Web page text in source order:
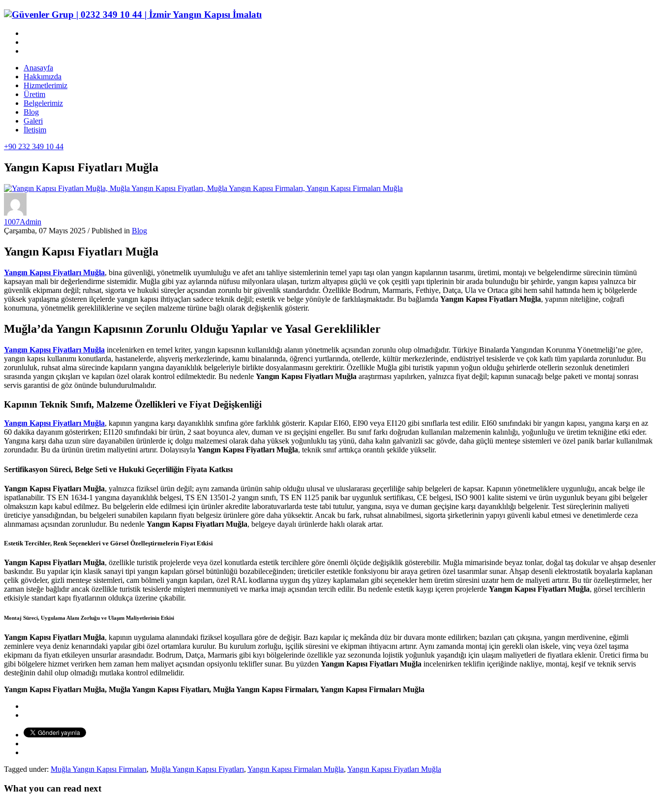
Anasayfa
Hakkımızda
Hizmetlerimiz
Üretim
Belgelerimiz
Blog
Galeri
İletişim
+90 232 349 10 44
Yangın Kapısı Fiyatları Muğla
1007Admin
Çarşamba, 07 Mayıs 2025 /Published in Blog
Yangın Kapısı Fiyatları Muğla
Yangın Kapısı Fiyatları Muğla, bina güvenliği, yönetmelik uyumluluğu ve afet anı tahliye sistemlerinin temel yapı taşı olan yangın kapılarının tasarımı, üretimi, montajı ve belgelendirme sürecinin tümünü
kapsayan mali bir değerlendirme sistemidir. Muğla gibi yaz aylarında nüfusu milyonlara ulaşan, turizm altyapısı güçlü ve çok çeşitli yapı tiplerinin bir arada bulunduğu bir şehirde, yangın kapısı yalnızca bir
güvenlik ekipmanı değil; ruhsat, sigorta ve hukuki süreçler açısından zorunlu bir güvenlik standardıdır. Özellikle Bodrum, Marmaris, Fethiye, Datça, Ula ve Ortaca gibi hem sahil hattında hem iç bölgelerde
yüksek yapılaşma gösteren ilçelerde yangın kapısı ihtiyaçları sadece teknik değil; estetik ve belge yönüyle de farklılaşmaktadır. Bu bağlamda Yangın Kapısı Fiyatları Muğla, yapının niteliğine, coğrafi
konumuna, yönetmelik gerekliliklerine ve seçilen malzeme türüne bağlı olarak değişkenlik gösterir.
Muğla’da Yangın Kapısının Zorunlu Olduğu Yapılar ve Yasal Gereklilikler
Yangın Kapısı Fiyatları Muğla incelenirken en temel kriter, yangın kapısının kullanıldığı alanın yönetmelik açısından zorunlu olup olmadığıdır. Türkiye Binalarda Yangından Korunma Yönetmeliği’ne göre,
yangın kapısı kullanımı konutlarda, hastanelerde, alışveriş merkezlerinde, kamu binalarında, öğrenci yurtlarında, otellerde, kültür merkezlerinde, endüstriyel tesislerde ve çok katlı tüm yapılarda zorunludur. Bu
zorunluluk, ruhsat alma sürecinde kapıların yangına dayanıklılık belgeleriyle birlikte dosyalanmasını gerektirir. Özellikle Muğla gibi turistik yapının yoğun olduğu şehirlerde otellerin sezonluk denetimleri
sırasında yangın çıkışları ve kapıları özel olarak kontrol edilmektedir. Bu nedenle Yangın Kapısı Fiyatları Muğla araştırması yapılırken, yalnızca fiyat değil; kapının sunacağı belge paketi ve montaj sonrası
servis garantisi de göz önünde bulundurulmalıdır.
Kapının Teknik Sınıfı, Malzeme Özellikleri ve Fiyat Değişkenliği
Yangın Kapısı Fiyatları Muğla, kapının yangına karşı dayanıklılık sınıfına göre farklılık gösterir. Kapılar EI60, EI90 veya EI120 gibi sınıflarla test edilir. EI60 sınıfındaki bir yangın kapısı, yangına karşı en az
60 dakika dayanım gösterirken; EI120 sınıfındaki bir ürün, 2 saat boyunca alev, duman ve ısı geçişini engeller. Bu sınıf farkı doğrudan kullanılan malzemenin kalınlığı, yoğunluğu ve üretim tekniğine etki eder.
Yangına karşı daha uzun süre dayanabilen ürünlerde iç dolgu malzemesi olarak daha yüksek yoğunluklu taş yünü, daha kalın galvanizli sac gövde, daha güçlü menteşe sistemleri ve özel panik barlar kullanılmak
zorundadır. Bu da ürünün üretim maliyetini artırır. Dolayısıyla Yangın Kapısı Fiyatları Muğla, teknik sınıf arttıkça orantılı şekilde yükselir.
Sertifikasyon Süreci, Belge Seti ve Hukuki Geçerliliğin Fiyata Katkısı
Yangın Kapısı Fiyatları Muğla, yalnızca fiziksel ürün değil; aynı zamanda ürünün sahip olduğu ulusal ve uluslararası geçerliliğe sahip belgeleri de kapsar. Kapının yönetmeliklere uygunluğu, ancak belge ile
ispatlanabilir. TS EN 1634-1 yangına dayanıklılık belgesi, TS EN 13501-2 yangın sınıfı, TS EN 1125 panik bar uygunluk sertifikası, CE belgesi, ISO 9001 kalite sistemi ve ürün uygunluk beyanı gibi belgeler
olmaksızın kapı kabul edilmez. Bu belgelerin elde edilmesi için ürünler akredite laboratuvarlarda teste tabi tutulur, yangına, ısıya ve duman geçişine karşı dayanıklılığı belgelenir. Test süreçlerinin maliyeti
üreticiye yansıdığından, bu belgeleri sunabilen kapıların fiyatı belgesiz ürünlere göre daha yüksektir. Ancak bu fark, ruhsat alınabilmesi, sigorta şirketlerinin yapıyı güvenli kabul etmesi ve denetimlerde ceza
alınmaması açısından zorunludur. Bu nedenle Yangın Kapısı Fiyatları Muğla, belgeye dayalı ürünlerde haklı olarak artar.
Estetik Tercihler, Renk Seçenekleri ve Görsel Özelleştirmelerin Fiyat Etkisi
Yangın Kapısı Fiyatları Muğla, özellikle turistik projelerde veya özel konutlarda estetik tercihlere göre önemli ölçüde değişiklik gösterebilir. Muğla mimarisinde beyaz tonlar, doğal taş dokular ve ahşap desenler
baskındır. Bu yapılar için klasik sanayi tipi yangın kapıları görsel bütünlüğü bozabileceğinden; üreticiler estetikle fonksiyonu bir araya getiren özel tasarımlar sunar. Ahşap desenli elektrostatik boyalarla kaplanan
çelik gövdeler, gizli menteşe sistemleri, cam bölmeli yangın kapıları, özel RAL kodlarına uygun dış yüzey kaplamaları gibi seçenekler hem üretim süresini uzatır hem de maliyeti artırır. Bu tür özelleştirmeler, her
zaman isteğe bağlıdır ancak özellikle turistik tesislerde müşteri memnuniyeti ve marka imajı açısından tercih edilir. Bu nedenle estetik kaygı içeren projelerde Yangın Kapısı Fiyatları Muğla, görsel tercihlerin
etkisiyle standart kapı fiyatlarının oldukça üzerine çıkabilir.
Montaj Süreci, Uygulama Alanı Zorluğu ve Ulaşım Maliyetlerinin Etkisi
Yangın Kapısı Fiyatları Muğla, kapının uygulama alanındaki fiziksel koşullara göre de değişir. Bazı kapılar iç mekânda düz bir duvara monte edilirken; bazıları çatı çıkışına, yangın merdivenine, eğimli
zeminlere veya deniz kenarındaki yapılar gibi özel ortamlara kurulur. Bu kurulum zorluğu, işçilik süresini ve ekipman ihtiyacını artırır. Aynı zamanda montaj için gerekli olan iskele, vinç veya özel taşıma
ekipmanı da fiyatı etkileyen unsurlar arasındadır. Bodrum, Datça, Marmaris gibi kıyı bölgelerinde özellikle yaz sezonunda lojistik yoğunluk yaşandığı için ulaşım maliyetleri de fiyatlara eklenir. Üretici firma bu
gibi bölgelere hizmet verirken hem zaman hem maliyet açısından opsiyonlu teklifler sunar. Bu yüzden Yangın Kapısı Fiyatları Muğla incelenirken teklifin içeriğinde nakliye, montaj, keşif ve teknik servis
desteğinin dahil olup olmadığı mutlaka kontrol edilmelidir.
Yangın Kapısı Fiyatları Muğla, Muğla Yangın Kapısı Fiyatları, Muğla Yangın Kapısı Firmaları, Yangın Kapısı Firmaları Muğla
Tagged under: Muğla Yangın Kapısı Firmaları, Muğla Yangın Kapısı Fiyatları, Yangın Kapısı Firmaları Muğla, Yangın Kapısı Fiyatları Muğla
What you can read next